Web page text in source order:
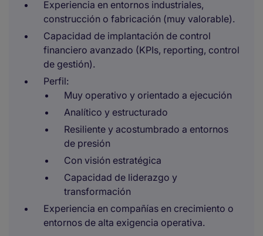
Experiencia en entornos industriales,
construcción o fabricación (muy valorable).
Capacidad de implantación de control
financiero avanzado (KPIs, reporting, control
de gestión).
Perfil:
Muy operativo y orientado a ejecución
Analítico y estructurado
Resiliente y acostumbrado a entornos
de presión
Con visión estratégica
Capacidad de liderazgo y
transformación
Experiencia en compañías en crecimiento o
entornos de alta exigencia operativa.